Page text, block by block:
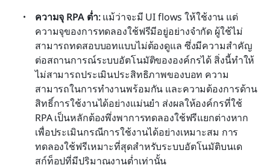
ความจุ RPA ต่ำ: แม้ว่าจะมี UI flows ให้ใช้งาน แต่
ความจุของการทดลองใช้ฟรีมีอยู่อย่างจำกัด ผู้ใช้ไม่
สามารถทดสอบบอทแบบไม่ต้องดูแล ซึ่งมีความสำคัญ
ต่อสถานการณ์ระบบอัตโนมัติขององค์กรได้ สิ่งนี้ทำให้
ไม่สามารถประเมินประสิทธิภาพของบอท ความ
สามารถในการทำงานพร้อมกัน และความต้องการด้าน
สิทธิ์การใช้งานได้อย่างแม่นยำ ส่งผลให้องค์กรที่ใช้
RPA เป็นหลักต้องพึ่งพาการทดลองใช้ฟรีแยกต่างหาก
เพื่อประเมินกรณีการใช้งานได้อย่างเหมาะสม การ
ทดลองใช้ฟรีเหมาะที่สุดสำหรับระบบอัตโนมัติบนเด
สก์ท็อปที่มีปริมาณงานต่ำเท่านั้น